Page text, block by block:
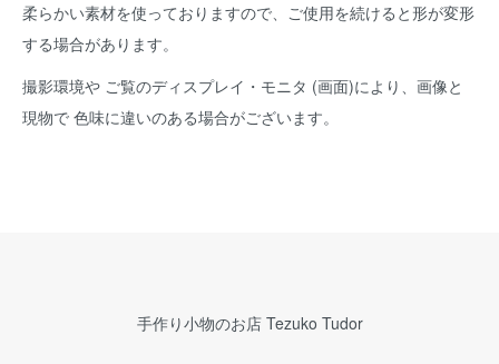
柔らかい素材を使っておりますので、ご使用を続けると形が変形
する場合があります。
撮影環境や ご覧のディスプレイ・モニタ (画面)により、画像と
現物で 色味に違いのある場合がございます。
手作り小物のお店 Tezuko Tudor